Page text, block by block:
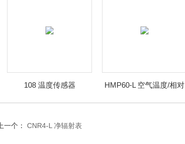
108 温度传感器
HMP60-L 空气温度/相对
上一个： CNR4-L 净辐射表